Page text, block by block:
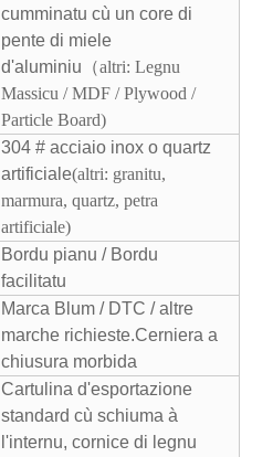
cumminatu cù un core di
pente di miele
d'aluminiu（altri: Legnu
Massicu / MDF / Plywood /
Particle Board)
304 # acciaio inox o quartz
artificiale(altri: granitu,
marmura, quartz, petra
artificiale)
Bordu pianu / Bordu
facilitatu
Marca Blum / DTC / altre
marche richieste.Cerniera a
chiusura morbida
Cartulina d'esportazione
standard cù schiuma à
l'internu, cornice di legnu